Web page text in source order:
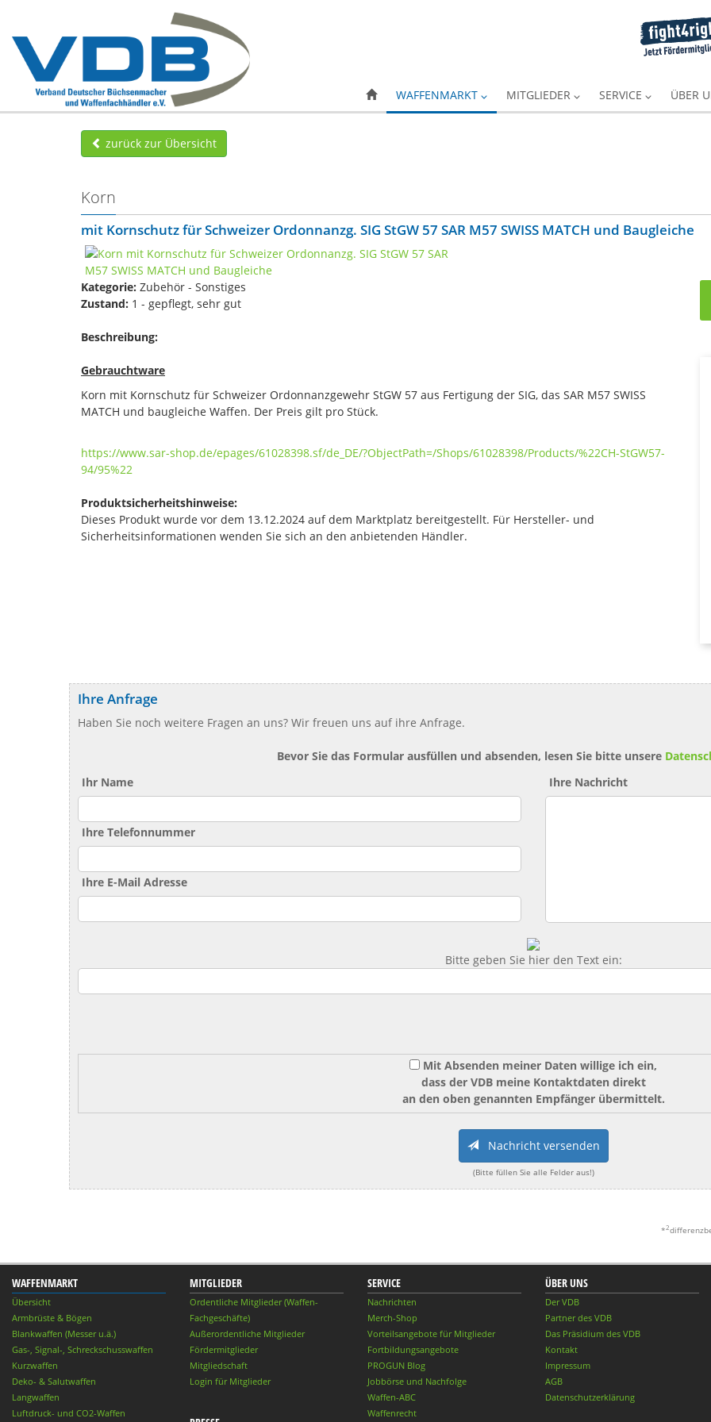
WAFFENMARKT MITGLIEDER SERVICE ÜBER
zurück zur Übersicht
Korn
mit Kornschutz für Schweizer Ordonnanzg. SIG StGW 57 SAR M57 SWISS MATCH und Baugleiche
Kategorie: Zubehör - Sonstiges
Zustand: 1 - gepflegt, sehr gut
Beschreibung:
Gebrauchtware
Korn mit Kornschutz für Schweizer Ordonnanzgewehr StGW 57 aus Fertigung der SIG, das SAR M57 SWISS
MATCH und baugleiche Waffen. Der Preis gilt pro Stück.
https://www.sar-shop.de/epages/61028398.sf/de_DE/?ObjectPath=/Shops/61028398/Products/%22CH-StGW57-
94/95%22
Produktsicherheitshinweise:
Dieses Produkt wurde vor dem 13.12.2024 auf dem Marktplatz bereitgestellt. Für Hersteller- und
Sicherheitsinformationen wenden Sie sich an den anbietenden Händler.
Ihre Anfrage
Haben Sie noch weitere Fragen an uns? Wir freuen uns auf ihre Anfrage.
Bevor Sie das Formular ausfüllen und absenden, lesen Sie bitte unsere
Ihr Name
Ihre Telefonnummer
Ihre E-Mail Adresse
Ihre Nachricht
Bitte geben Sie hier den Text ein:
Mit Absenden meiner Daten willige ich ein,
dass der VDB meine Kontaktdaten direkt
an den oben genannten Empfänger übermittelt.
Nachricht versenden
(Bitte füllen Sie alle Felder aus!)
*2
WAFFENMARKT
Übersicht
Armbrüste & Bögen
Blankwaffen (Messer u.ä.)
Gas-, Signal-, Schreckschusswaffen
Kurzwaffen
Deko- & Salutwaffen
Langwaffen
Luftdruck- und CO2-Waffen
MITGLIEDER
Ordentliche Mitglieder (Waffen-
Fachgeschäfte)
Außerordentliche Mitglieder
Fördermitglieder
Mitgliedschaft
Login für Mitglieder
SERVICE
Nachrichten
Merch-Shop
Vorteilsangebote für Mitglieder
Fortbildungsangebote
PROGUN Blog
Jobbörse und Nachfolge
Waffen-ABC
Waffenrecht
ÜBER UNS
Der VDB
Partner des VDB
Das Präsidium des VDB
Kontakt
Impressum
AGB
Datenschutzerklärung